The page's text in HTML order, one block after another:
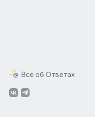
Всё об Ответах